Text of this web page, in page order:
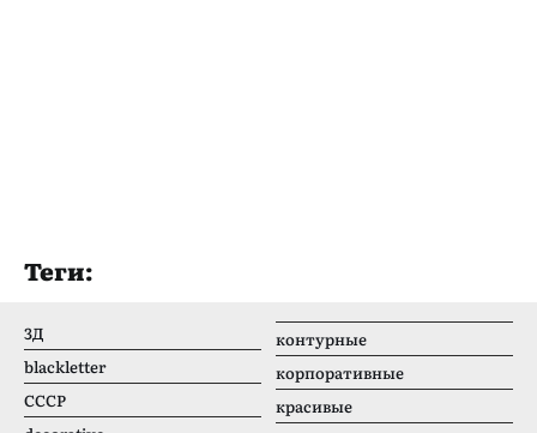
Теги:
3Д
blackletter
CCCР
контурные
корпоративные
красивые